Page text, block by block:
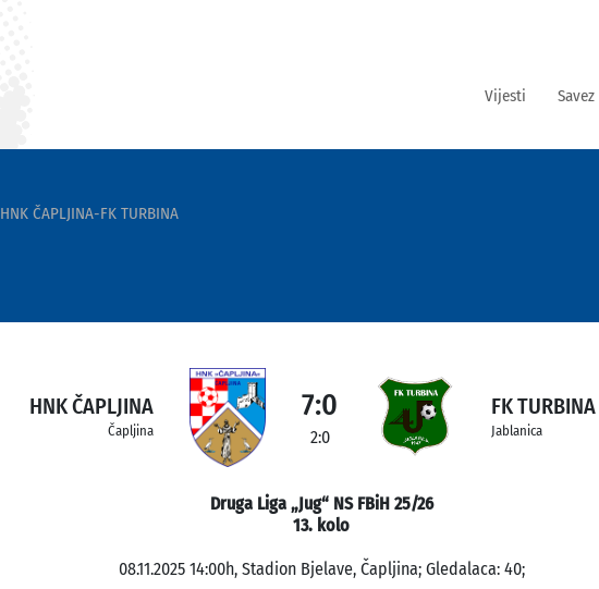
Vijesti Savez
HNK ČAPLJINA-FK TURBINA
HNK ČAPLJINA
Čapljina
7:0
2:0
FK TURBINA
Jablanica
Druga Liga „Jug“ NS FBiH 25/26
13. kolo
08.11.2025 14:00h, Stadion Bjelave, Čapljina; Gledalaca: 40;